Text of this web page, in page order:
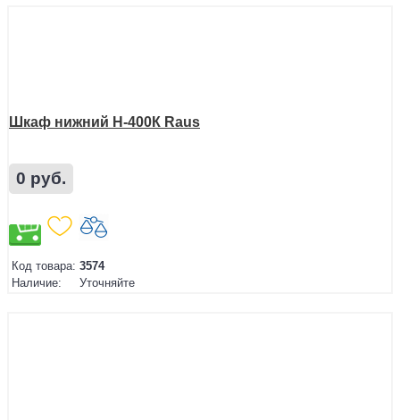
Шкаф нижний Н-400К Raus
0 руб.
Код товара: 3574
Наличие:
Уточняйте